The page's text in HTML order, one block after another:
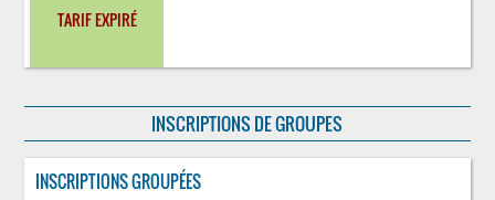
TARIF EXPIRÉ
INSCRIPTIONS DE GROUPES
INSCRIPTIONS GROUPÉES